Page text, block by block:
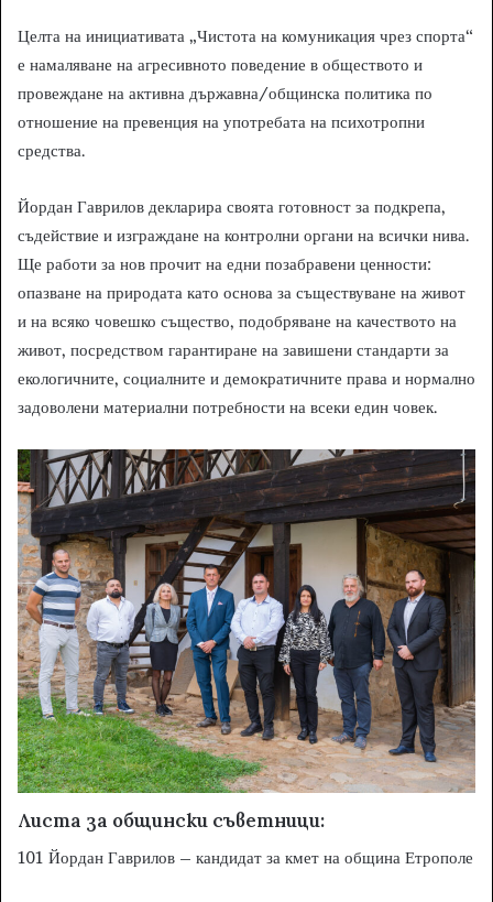
Целта на инициативата „Чистота на комуникация чрез спорта“
е намаляване на агресивното поведение в обществото и
провеждане на активна държавна/общинска политика по
отношение на превенция на употребата на психотропни
средства.
Йордан Гаврилов декларира своята готовност за подкрепа,
съдействие и изграждане на контролни органи на всички нива.
Ще работи за нов прочит на едни позабравени ценности:
опазване на природата като основа за съществуване на живот
и на всяко човешко същество, подобряване на качеството на
живот, посредством гарантиране на завишени стандарти за
екологичните, социалните и демократичните права и нормално
задоволени материални потребности на всеки един човек.
Листа за общински съветници:
101 Йордан Гаврилов – кандидат за кмет на община Етрополе